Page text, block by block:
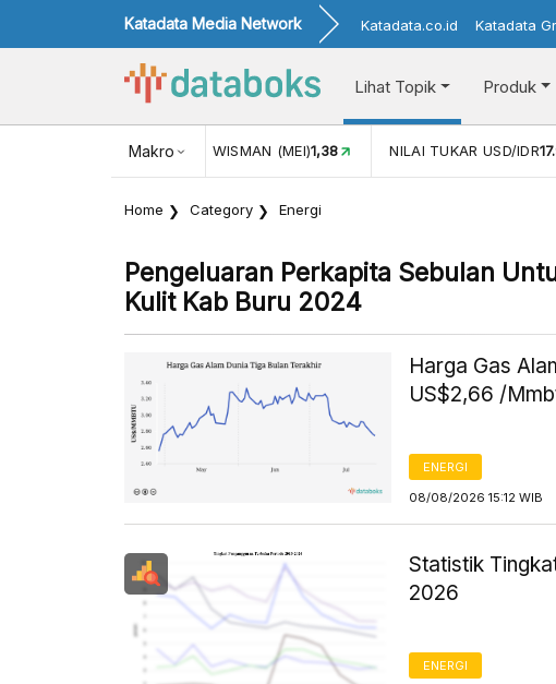
Katadata Media Network Katadata.co.id Katadata
Lihat Topik Produk
Makro
KUNJUNGAN WISMAN (MEI)1,38 NILAI TUKAR USD/IDR
Home Category Energi
Pengeluaran Perkapita Sebulan
Kulit Kab Buru 2024
Harga Gas
US$2,66 /
ENERGI
08/08/2026 15:12 WIB
Statistik
2026
ENERGI